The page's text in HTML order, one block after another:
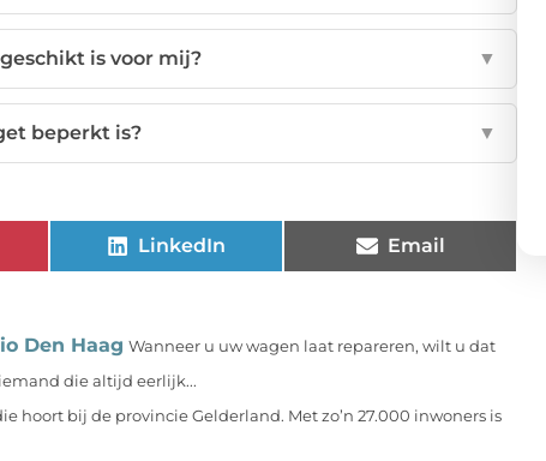
is voor mij? ▼
beperkt is? ▼
LinkedIn Email
Den Haag Wanneer u uw wagen laat repareren, wilt u dat
die altijd eerlijk...
hoort bij de provincie Gelderland. Met zo’n 27.000 inwoners is